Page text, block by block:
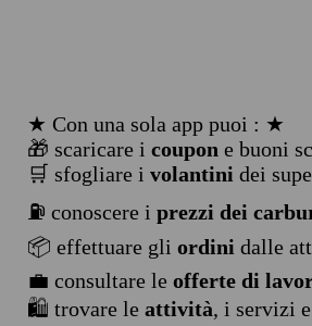
★ Con una sola app puoi : ★
🎁 scaricare i coupon e buoni
🛒 sfogliare i volantini dei
⛽ conoscere i prezzi dei
📦 effettuare gli ordini dalle
💼 consultare le offerte di
🛍️ trovare le attività, i servizi